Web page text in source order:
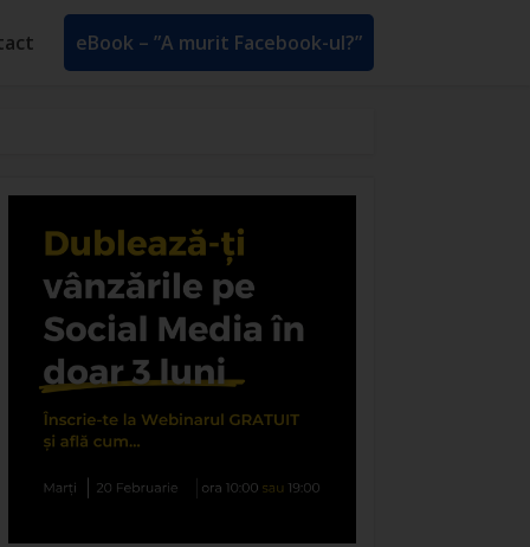
eBook – ”A murit Facebook-ul?”